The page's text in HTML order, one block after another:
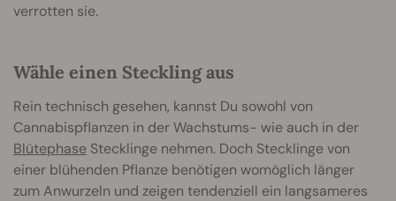
verrotten sie.
Wähle einen Steckling aus
Rein technisch gesehen, kannst Du sowohl von
Cannabispflanzen in der Wachstums- wie auch in der
Blütephase Stecklinge nehmen. Doch Stecklinge von
einer blühenden Pflanze benötigen womöglich länger
zum Anwurzeln und zeigen tendenziell ein langsameres